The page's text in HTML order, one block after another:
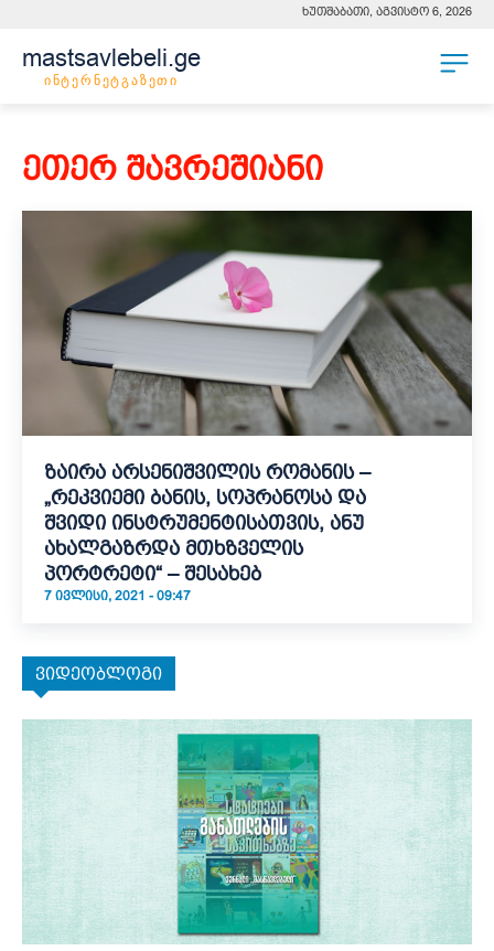
ხუთშაბათი, აგვისტო 6, 2026
mastsavlebeli.ge
ინტერნეტგაზეთი
ეთერ შავრეშიანი
ზაირა არსენიშვილის რომანის –
„რეკვიემი ბანის, სოპრანოსა და
შვიდი ინსტრუმენტისათვის, ანუ
ახალგაზრდა მთხზველის
პორტრეტი“ – შესახებ
7 ᲘᲕᲚᲘᲡᲘ, 2021 - 09:47
ვიდეობლოგი